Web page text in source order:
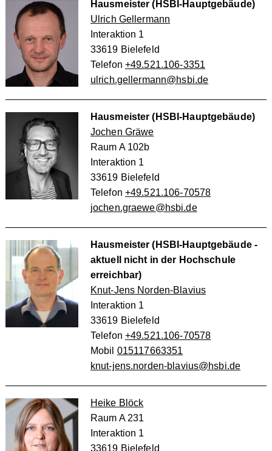
Hausmeister (HSBI-Hauptgebäude)
Ulrich Gellermann
Interaktion 1
33619 Bielefeld
Telefon +49.521.106-3351
ulrich.gellermann@hsbi.de
Hausmeister (HSBI-Hauptgebäude)
Jochen Gräwe
Raum A 102b
Interaktion 1
33619 Bielefeld
Telefon +49.521.106-70578
jochen.graewe@hsbi.de
Hausmeister (HSBI-Hauptgebäude -
aktuell nicht in der Hochschule
erreichbar)
Knut-Jens Norden-Blavius
Interaktion 1
33619 Bielefeld
Telefon +49.521.106-70578
Mobil 015117663351
knut-jens.norden-blavius@hsbi.de
Heike Blöck
Raum A 231
Interaktion 1
33619 Bielefeld